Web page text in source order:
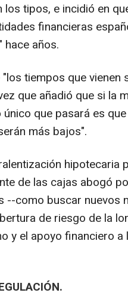
tipos, e incidió en
financieras
hace años.
tiempos que vienen
que añadió que si la
que pasará es
más bajos".
hipotecaria
de las cajas abogó
--como buscar nuevos
de riesgo de la
y el apoyo financiero